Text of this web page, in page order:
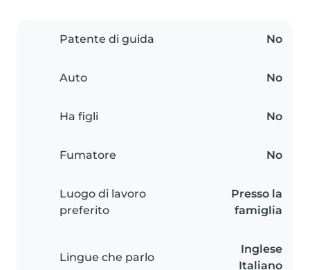
Patente di guida No
Auto No
Ha figli No
Fumatore No
Luogo di lavoro
preferito
Presso la
famiglia
Lingue che parlo
Inglese
Italiano